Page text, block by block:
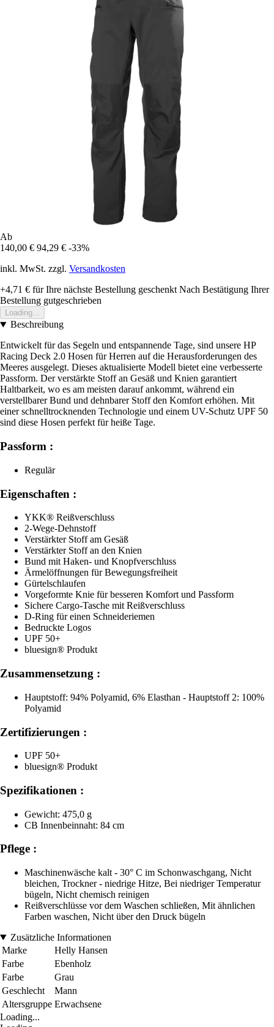
Ab
140,00 € 94,29 € -33%
inkl. MwSt. zzgl. Versandkosten
+4,71 € für Ihre nächste Bestellung geschenkt Nach Bestätigung Ihrer
Bestellung gutgeschrieben
Loading...
Beschreibung
Entwickelt für das Segeln und entspannende Tage, sind unsere HP
Racing Deck 2.0 Hosen für Herren auf die Herausforderungen des
Meeres ausgelegt. Dieses aktualisierte Modell bietet eine verbesserte
Passform. Der verstärkte Stoff an Gesäß und Knien garantiert
Haltbarkeit, wo es am meisten darauf ankommt, während ein
verstellbarer Bund und dehnbarer Stoff den Komfort erhöhen. Mit
einer schnelltrocknenden Technologie und einem UV-Schutz UPF 50
sind diese Hosen perfekt für heiße Tage.
Passform :
Regulär
Eigenschaften :
YKK® Reißverschluss
2-Wege-Dehnstoff
Verstärkter Stoff am Gesäß
Verstärkter Stoff an den Knien
Bund mit Haken- und Knopfverschluss
Ärmelöffnungen für Bewegungsfreiheit
Gürtelschlaufen
Vorgeformte Knie für besseren Komfort und Passform
Sichere Cargo-Tasche mit Reißverschluss
D-Ring für einen Schneideriemen
Bedruckte Logos
UPF 50+
bluesign® Produkt
Zusammensetzung :
Hauptstoff: 94% Polyamid, 6% Elasthan - Hauptstoff 2: 100%
Polyamid
Zertifizierungen :
UPF 50+
bluesign® Produkt
Spezifikationen :
Gewicht: 475,0 g
CB Innenbeinnaht: 84 cm
Pflege :
Maschinenwäsche kalt - 30° C im Schonwaschgang, Nicht
bleichen, Trockner - niedrige Hitze, Bei niedriger Temperatur
bügeln, Nicht chemisch reinigen
Reißverschlüsse vor dem Waschen schließen, Mit ähnlichen
Farben waschen, Nicht über den Druck bügeln
Zusätzliche Informationen
Marke
Helly Hansen
Farbe
Ebenholz
Farbe
Grau
Geschlecht
Mann
Altersgruppe Erwachsene
Loading...